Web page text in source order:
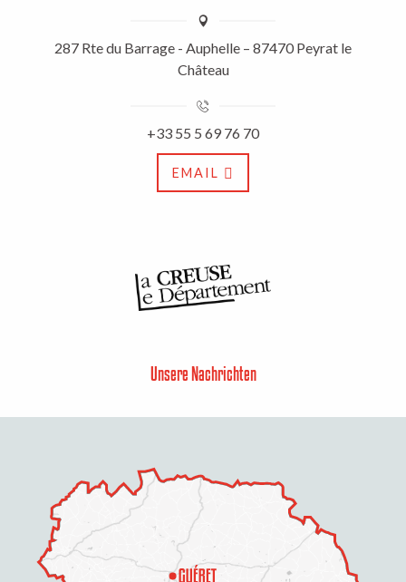
287 Rte du Barrage - Auphelle – 87470 Peyrat le
Château
+33 55 5 69 76 70
EMAIL
Unsere Nachrichten